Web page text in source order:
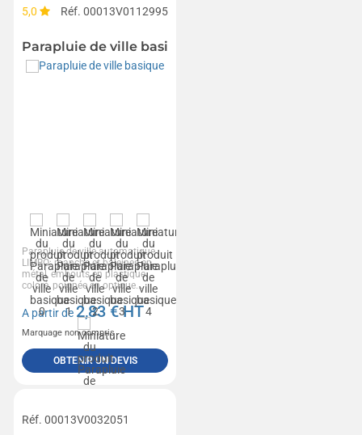
5,0 Réf. 00013V0112995
Parapluie de ville basique
Parapluie de ville automatique
LIMBO: manche et baleines en
métal, embouts en plastique
coloré, poignée en optique...
A partir de2,83€ HT
Marquage non compris
OBTENIR UN DEVIS
Réf. 00013V0032051